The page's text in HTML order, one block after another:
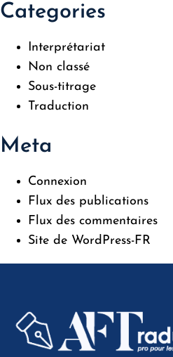
Categories
Interprétariat
Non classé
Sous-titrage
Traduction
Meta
Connexion
Flux des publications
Flux des commentaires
Site de WordPress-FR